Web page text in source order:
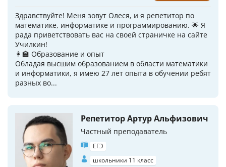
Здравствуйте! Меня зовут Олеся, и я репетитор по
математике, информатике и программированию. 🌟 Я
рада приветствовать вас на своей страничке на сайте
Училкин!
👩‍🏫 Образование и опыт
Обладая высшим образованием в области математики
и информатики, я имею 27 лет опыта в обучении ребят
разных во...
Репетитор Артур Альфизович
Частный преподаватель
ЕГЭ
школьники 11 класс